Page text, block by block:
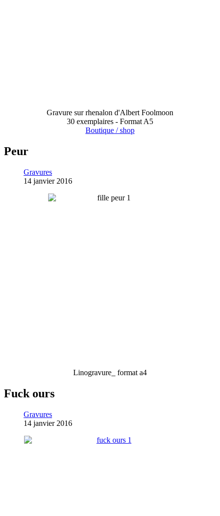
Gravure sur rhenalon d'Albert Foolmoon
30 exemplaires - Format A5
Boutique / shop
Peur
Gravures
14 janvier 2016
Linogravure_ format a4
Fuck ours
Gravures
14 janvier 2016